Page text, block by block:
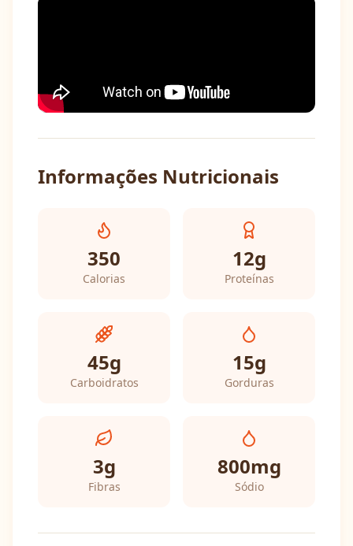
Informações Nutricionais
350
Calorias
12g
Proteínas
45g
Carboidratos
15g
Gorduras
3g
Fibras
800mg
Sódio